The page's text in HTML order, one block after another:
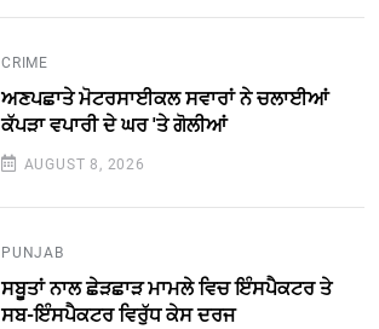
CRIME
ਅਣਪਛਾਤੇ ਮੋਟਰਸਾਈਕਲ ਸਵਾਰਾਂ ਨੇ ਚਲਾਈਆਂ
ਕੱਪੜਾ ਵਪਾਰੀ ਦੇ ਘਰ 'ਤੇ ਗੋਲੀਆਂ
AUGUST 8, 2026
PUNJAB
ਸਬੂਤਾਂ ਨਾਲ ਛੇੜਛਾੜ ਮਾਮਲੇ ਵਿਚ ਇੰਸਪੈਕਟਰ ਤੇ
ਸਬ-ਇੰਸਪੈਕਟਰ ਵਿਰੁੱਧ ਕੇਸ ਦਰਜ